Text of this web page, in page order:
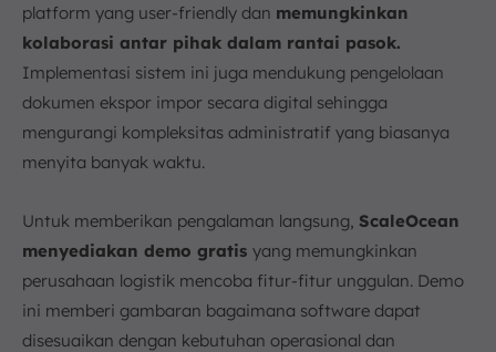
platform yang user-friendly dan memungkinkan
kolaborasi antar pihak dalam rantai pasok.
Implementasi sistem ini juga mendukung pengelolaan
dokumen ekspor impor secara digital sehingga
mengurangi kompleksitas administratif yang biasanya
menyita banyak waktu.
Untuk memberikan pengalaman langsung, ScaleOcean
menyediakan demo gratis yang memungkinkan
perusahaan logistik mencoba fitur-fitur unggulan. Demo
ini memberi gambaran bagaimana software dapat
disesuaikan dengan kebutuhan operasional dan